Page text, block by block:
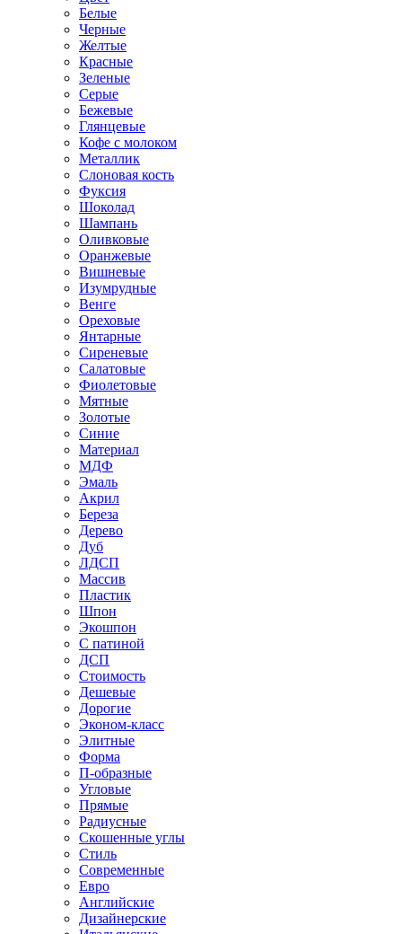
Белые
Черные
Желтые
Красные
Зеленые
Серые
Бежевые
Глянцевые
Кофе с молоком
Металлик
Слоновая кость
Фуксия
Шоколад
Шампань
Оливковые
Оранжевые
Вишневые
Изумрудные
Венге
Ореховые
Янтарные
Сиреневые
Салатовые
Фиолетовые
Мятные
Золотые
Синие
Материал
МДФ
Эмаль
Акрил
Береза
Дерево
Дуб
ЛДСП
Массив
Пластик
Шпон
Экошпон
С патиной
ДСП
Стоимость
Дешевые
Дорогие
Эконом-класс
Элитные
Форма
П-образные
Угловые
Прямые
Радиусные
Скошенные углы
Стиль
Современные
Евро
Английские
Дизайнерские